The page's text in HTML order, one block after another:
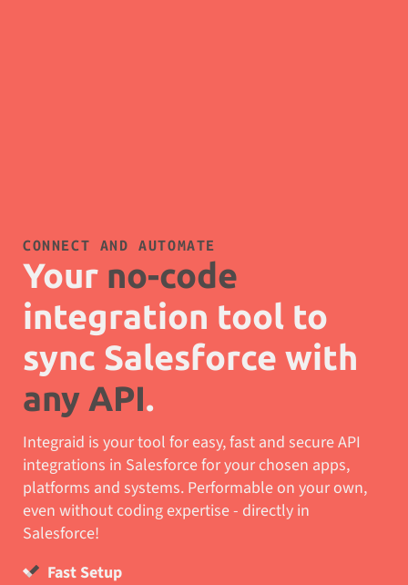
CONNECT AND AUTOMATE
Your no-code
integration tool to
sync Salesforce with
any API.
Integraid is your tool for easy, fast and secure API
integrations in Salesforce for your chosen apps,
platforms and systems. Performable on your own,
even without coding expertise - directly in
Salesforce!
Fast Setup